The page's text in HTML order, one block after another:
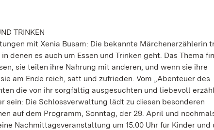
TRINKEN
mit Xenia Busam: Die bekannte Märchenerzählerin
denen es auch um Essen und Trinken geht. Das Thema
sie teilen ihre Nahrung mit anderen, und wenn sie ihre
am Ende reich, satt und zufrieden. Vom „Abenteuer des
die von ihr sorgfältig ausgesuchten und liebevoll
sein: Die Schlossverwaltung lädt zu diesen besonderen
auf dem Programm, Sonntag, der 29. April und
Nachmittagsveranstaltung um 15.00 Uhr für Kinder und